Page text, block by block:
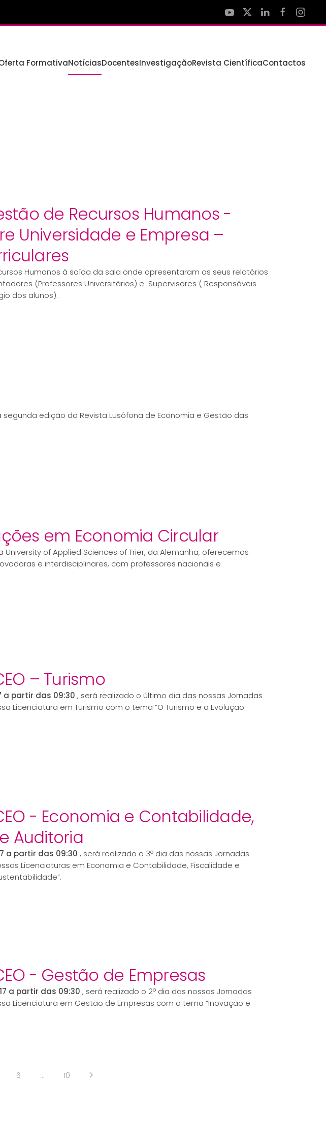
FormativaNotíciasDocentesInvestigaçãoRevista CientíficaContactos
de Recursos Humanos -
Universidade e Empresa –
Humanos à saída da sala onde apresentaram os seus relatórios
(Professores Universitários) e Supervisores ( Responsáveis
dos alunos).
edição da Revista Lusófona de Economia e Gestão das
em Economia Circular
of Applied Sciences of Trier, da Alemanha, oferecemos
e interdisciplinares, com professores nacionais e
– Turismo
a partir das 09:30 , será realizado o último dia das nossas Jornadas
Licenciatura em Turismo com o tema “O Turismo e a Evolução
- Economia e Contabilidade,
Auditoria
a partir das 09:30 , será realizado o 3º dia das nossas Jornadas
Licenciaturas em Economia e Contabilidade, Fiscalidade e
- Gestão de Empresas
a partir das 09:30 , será realizado o 2º dia das nossas Jornadas
Licenciatura em Gestão de Empresas com o tema “Inovação e
6 … 10